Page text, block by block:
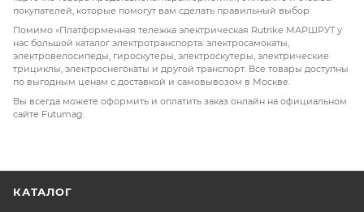
покупателей, которые помогут вам сделать правильный выбор.
Помимо «Платформенная тележка электрическая Rutrike МАРШРУТ у
нас большой каталог электротранспорта: электросамокаты,
электровелосипеды, гироскутеры, электроскутеры, электрические
трициклы, электроснегокаты и другой транспорт. Все товары доступны
по выгодным ценам с доставкой и самовывозом в Москве.
Вы всегда можете оформить и оплатить заказ онлайн на официальном
сайте Futumag.
КАТАЛОГ